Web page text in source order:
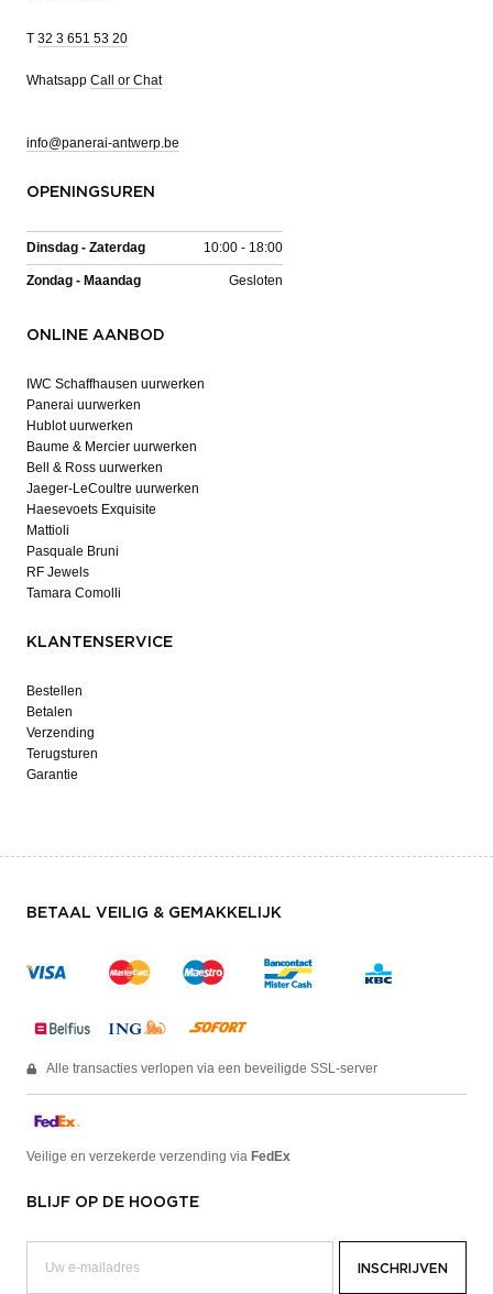
T 32 3 651 53 20
Whatsapp Call or Chat
info@panerai-antwerp.be
OPENINGSUREN
Dinsdag - Zaterdag 10:00 - 18:00
Zondag - Maandag Gesloten
ONLINE AANBOD
IWC Schaffhausen uurwerken
Panerai uurwerken
Hublot uurwerken
Baume & Mercier uurwerken
Bell & Ross uurwerken
Jaeger-LeCoultre uurwerken
Haesevoets Exquisite
Mattioli
Pasquale Bruni
RF Jewels
Tamara Comolli
KLANTENSERVICE
Bestellen
Betalen
Verzending
Terugsturen
Garantie
BETAAL VEILIG & GEMAKKELIJK
Alle transacties verlopen via een beveiligde SSL-server
Veilige en verzekerde verzending via FedEx
BLIJF OP DE HOOGTE